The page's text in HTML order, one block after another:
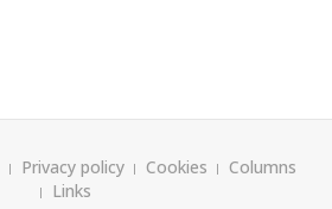
Privacy policy Cookies
Columns
Links